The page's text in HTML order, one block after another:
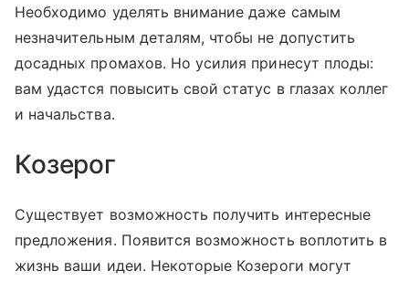
Необходимо уделять внимание даже самым
незначительным деталям, чтобы не допустить
досадных промахов. Но усилия принесут плоды:
вам удастся повысить свой статус в глазах коллег
и начальства.
Козерог
Существует возможность получить интересные
предложения. Появится возможность воплотить в
жизнь ваши идеи. Некоторые Козероги могут